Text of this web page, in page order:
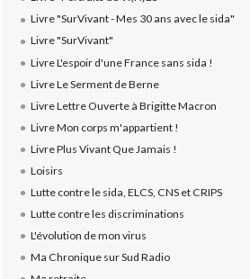
Livre "SurVivant - Mes 30 ans avec le sida"
Livre "SurVivant"
Livre L'espoir d'une France sans sida !
Livre Le Serment de Berne
Livre Lettre Ouverte à Brigitte Macron
Livre Mon corps m'appartient !
Livre Plus Vivant Que Jamais !
Loisirs
Lutte contre le sida, ELCS, CNS et CRIPS
Lutte contre les discriminations
L'évolution de mon virus
Ma Chronique sur Sud Radio